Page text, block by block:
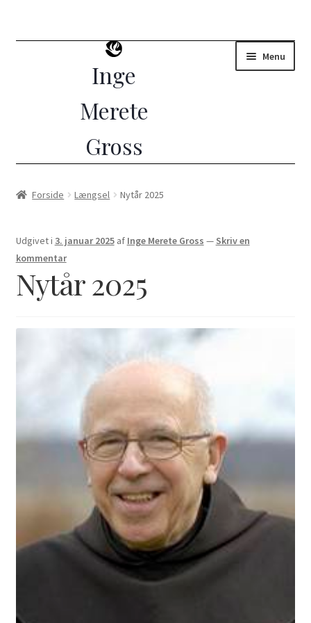
Menu
Åndelig vejleder?
Bøger
Bøger, radio og TV
Hvordan har du det?
Åndelig vejledning
For præster o.a.
Hvad længes du efter?
Inspiration til bøn
Kalender
Forside Længsel Nytår 2025
Udgivet i 3. januar 2025 af Inge Merete Gross — Skriv en
kommentar
Nytår 2025